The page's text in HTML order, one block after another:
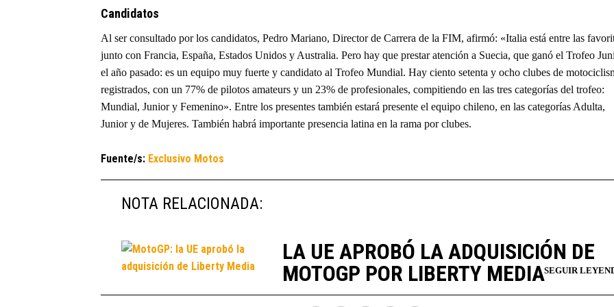
Candidatos
Al ser consultado por los candidatos, Pedro Mariano, Director de Carrera de la FIM, afirmó: «Italia está entre las
junto con Francia, España, Estados Unidos y Australia. Pero hay que prestar atención a Suecia, que ganó el Trofeo
el año pasado: es un equipo muy fuerte y candidato al Trofeo Mundial. Hay ciento setenta y ocho clubes de
registrados, con un 77% de pilotos amateurs y un 23% de profesionales, compitiendo en las tres categorías del trofeo:
Mundial, Junior y Femenino». Entre los presentes también estará presente el equipo chileno, en las categorías Adulta,
Junior y de Mujeres. También habrá importante presencia latina en la rama por clubes.
Fuente/s: Exclusivo Motos
NOTA RELACIONADA:
LA UE APROBÓ LA ADQUISICIÓN DE
MOTOGP POR LIBERTY MEDIA